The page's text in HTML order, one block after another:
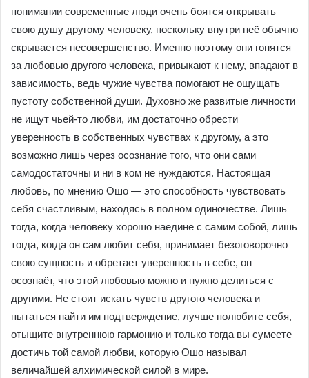
понимании современные люди очень боятся открывать
свою душу другому человеку, поскольку внутри неё обычно
скрывается несовершенство. Именно поэтому они гонятся
за любовью другого человека, привыкают к нему, впадают в
зависимость, ведь чужие чувства помогают не ощущать
пустоту собственной души. Духовно же развитые личности
не ищут чьей-то любви, им достаточно обрести
уверенность в собственных чувствах к другому, а это
возможно лишь через осознание того, что они сами
самодостаточны и ни в ком не нуждаются. Настоящая
любовь, по мнению Ошо — это способность чувствовать
себя счастливым, находясь в полном одиночестве. Лишь
тогда, когда человеку хорошо наедине с самим собой, лишь
тогда, когда он сам любит себя, принимает безоговорочно
свою сущность и обретает уверенность в себе, он
осознаёт, что этой любовью можно и нужно делиться с
другими. Не стоит искать чувств другого человека и
пытаться найти им подтверждение, лучше полюбите себя,
отыщите внутреннюю гармонию и только тогда вы сумеете
достичь той самой любви, которую Ошо называл
величайшей алхимической силой в мире.